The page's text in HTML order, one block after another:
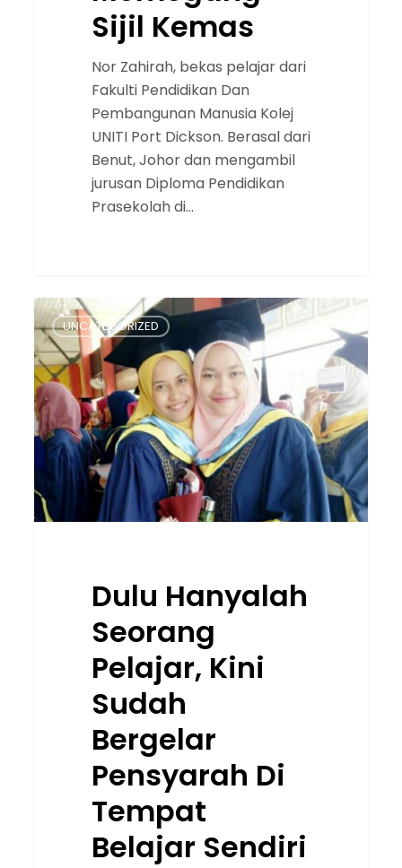
Sijil Kemas
Nor Zahirah, bekas pelajar dari
Fakulti Pendidikan Dan
Pembangunan Manusia Kolej
UNITI Port Dickson. Berasal dari
Benut, Johor dan mengambil
jurusan Diploma Pendidikan
Prasekolah di…
Dulu
Hanyalah
Seorang
Pelajar,
Kini
Sudah
Bergelar
Pensyarah
Di
Tempat
UNCATEGORIZED
Dulu Hanyalah
Seorang
Pelajar, Kini
Sudah
Bergelar
Pensyarah Di
Tempat
Belajar Sendiri